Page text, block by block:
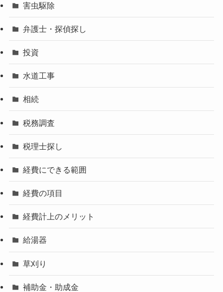
害虫駆除
弁護士・探偵探し
投資
水道工事
相続
税務調査
税理士探し
経費にできる範囲
経費の項目
経費計上のメリット
給湯器
草刈り
補助金・助成金